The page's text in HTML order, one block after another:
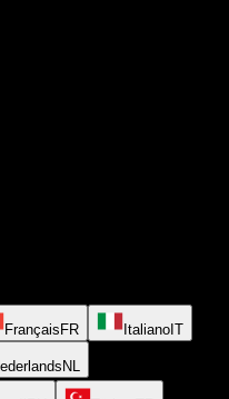
Français FR Italiano IT
NL